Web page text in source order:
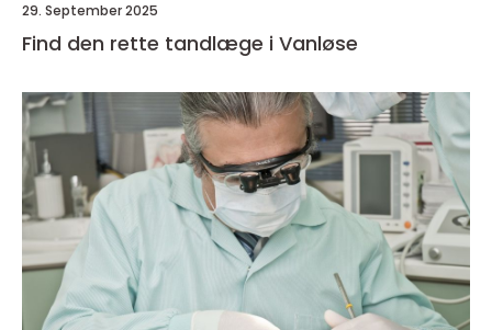
29. September 2025
Find den rette tandlæge i Vanløse